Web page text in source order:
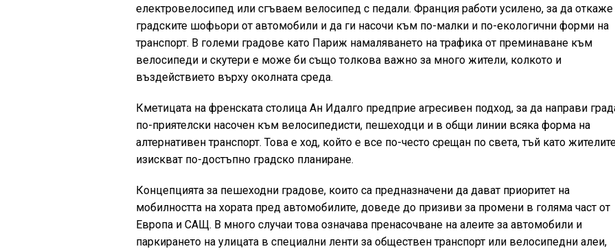
електровелосипед или сгъваем велосипед с педали. Франция работи усилено, за да откаже
градските шофьори от автомобили и да ги насочи към по-малки и по-екологични форми на
транспорт. В големи градове като Париж намаляването на трафика от преминаване към
велосипеди и скутери е може би също толкова важно за много жители, колкото и
въздействието върху околната среда.
Кметицата на френската столица Ан Идалго предприе агресивен подход, за да направи
по-приятелски насочен към велосипедисти, пешеходци и в общи линии всяка форма на
алтернативен транспорт. Това е ход, който е все по-често срещан по света, тъй като
изискват по-достъпно градско планиране.
Концепцията за пешеходни градове, които са предназначени да дават приоритет на
мобилността на хората пред автомобилите, доведе до призиви за промени в голяма част от
Европа и САЩ. В много случаи това означава пренасочване на алеите за автомобили и
паркирането на улицата в специални ленти за обществен транспорт или велосипедни алеи,